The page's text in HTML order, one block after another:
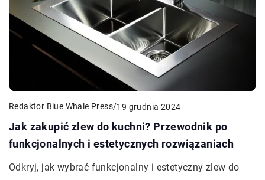
Redaktor Blue Whale Press/19 grudnia 2024
Jak zakupić zlew do kuchni? Przewodnik po
funkcjonalnych i estetycznych rozwiązaniach
Odkryj, jak wybrać funkcjonalny i estetyczny zlew do